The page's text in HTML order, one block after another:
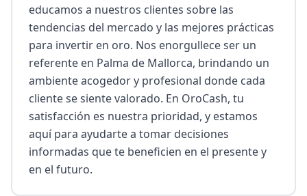
educamos a nuestros clientes sobre las
tendencias del mercado y las mejores prácticas
para invertir en oro. Nos enorgullece ser un
referente en Palma de Mallorca, brindando un
ambiente acogedor y profesional donde cada
cliente se siente valorado. En OroCash, tu
satisfacción es nuestra prioridad, y estamos
aquí para ayudarte a tomar decisiones
informadas que te beneficien en el presente y
en el futuro.